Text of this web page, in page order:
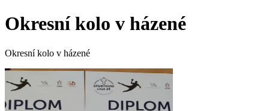
Okresní kolo v házené
Okresní kolo v házené